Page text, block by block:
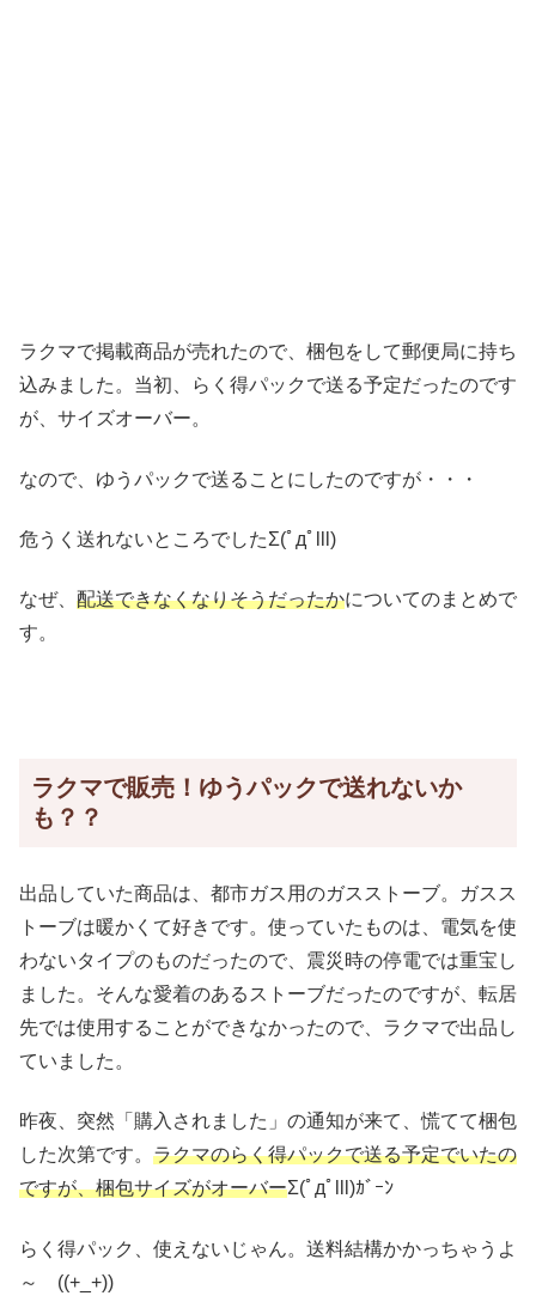
ラクマで掲載商品が売れたので、梱包をして郵便局に持ち
込みました。当初、らく得パックで送る予定だったのです
が、サイズオーバー。
なので、ゆうパックで送ることにしたのですが・・・
危うく送れないところでしたΣ(ﾟдﾟlll)
なぜ、 配送できなくなりそうだったかについてのまとめで
す。
ラクマで販売！ゆうパックで送れないか
も？？
出品していた商品は、都市ガス用のガスストーブ。ガスス
トーブは暖かくて好きです。使っていたものは、電気を使
わないタイプのものだったので、震災時の停電では重宝し
ました。そんな愛着のあるストーブだったのですが、転居
先では使用することができなかったので、ラクマで出品し
ていました。
昨夜、突然「購入されました」の通知が来て、慌てて梱包
した次第です。 ラクマのらく得パックで送る予定でいたの
ですが、梱包サイズがオーバーΣ(ﾟдﾟlll)ｶﾞｰﾝ
らく得パック、使えないじゃん。送料結構かかっちゃうよ
～ ((+_+))